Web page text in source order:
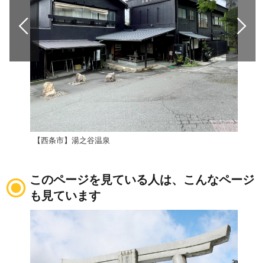
【西条市】湯之谷温泉
このページを見ている人は、こんなページ
も見ています